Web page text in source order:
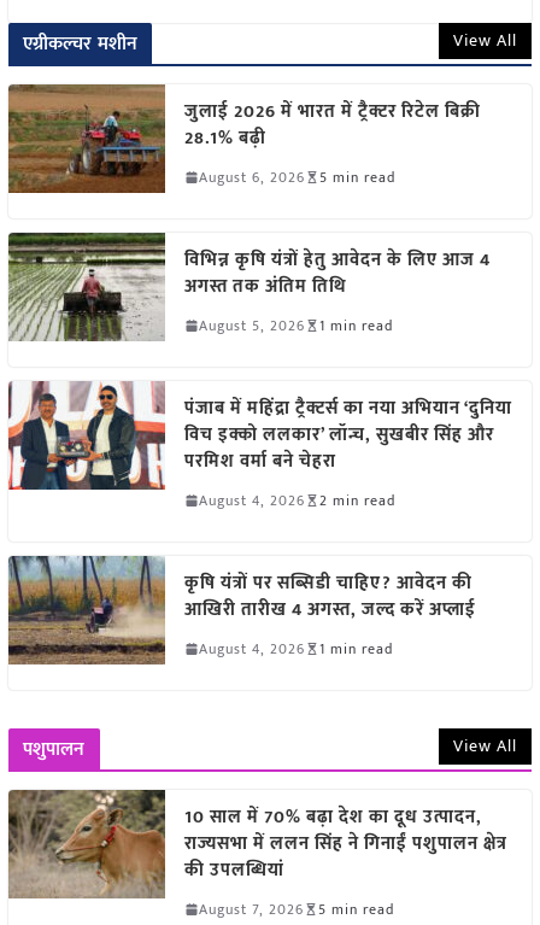
एग्रीकल्चर मशीन View All
जुलाई 2026 में भारत में ट्रैक्टर रिटेल बिक्री
28.1% बढ़ी
August 6, 2026 5 min read
विभिन्न कृषि यंत्रों हेतु आवेदन के लिए आज 4
अगस्त तक अंतिम तिथि
August 5, 2026 1 min read
पंजाब में महिंद्रा ट्रैक्टर्स का नया अभियान ‘दुनिया
विच इक्को ललकार’ लॉन्च, सुखबीर सिंह और
परमिश वर्मा बने चेहरा
August 4, 2026 2 min read
कृषि यंत्रों पर सब्सिडी चाहिए? आवेदन की
आखिरी तारीख 4 अगस्त, जल्द करें अप्लाई
August 4, 2026 1 min read
पशुपालन View All
10 साल में 70% बढ़ा देश का दूध उत्पादन,
राज्यसभा में ललन सिंह ने गिनाईं पशुपालन क्षेत्र
की उपलब्धियां
August 7, 2026 5 min read